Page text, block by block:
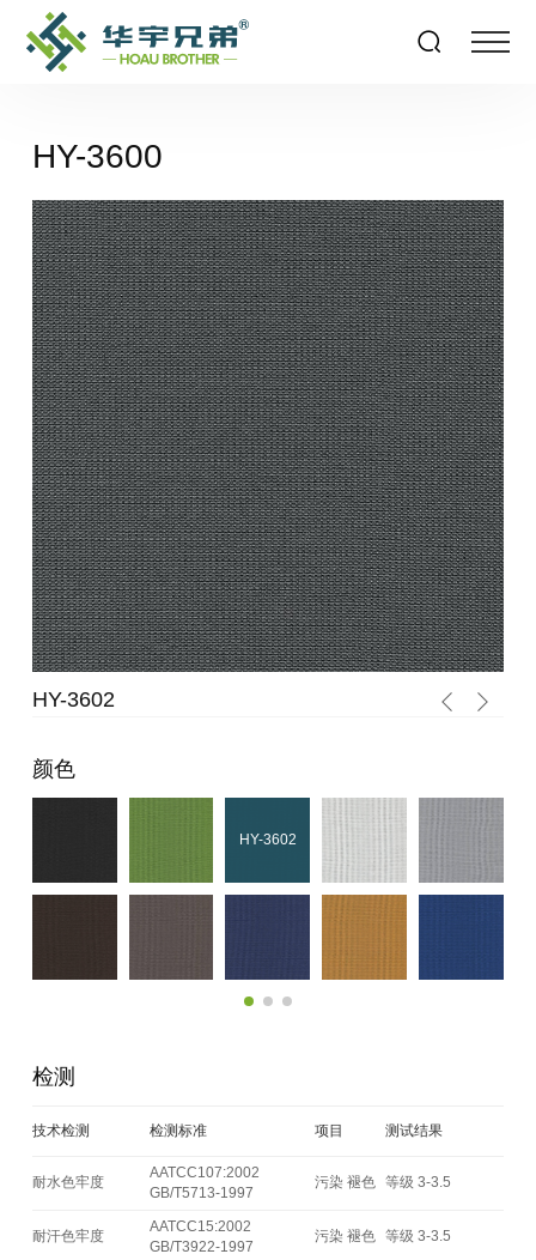
HY-3600
HY-3602
颜色
HY-3602
检测
技术检测 检测标准 项目 测试结果
耐水色牢度
AATCC107:2002
GB/T5713-1997
污染 褪色 等级 3-3.5
耐汗色牢度
AATCC15:2002
GB/T3922-1997
污染 褪色 等级 3-3.5